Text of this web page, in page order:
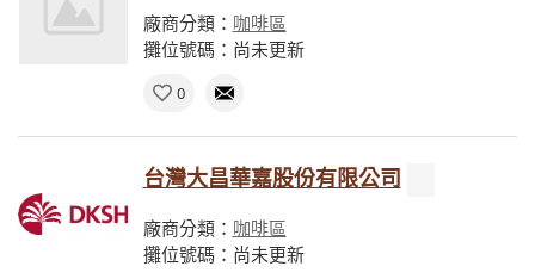
廠商分類： 咖啡區
攤位號碼：尚未更新
0
台灣大昌華嘉股份有限公司
廠商分類： 咖啡區
攤位號碼：尚未更新